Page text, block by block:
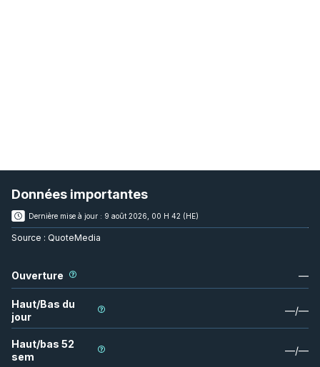
Données importantes
Dernière mise à jour : 9 août 2026, 00 H 42 (HE)
Source : QuoteMedia
Ouverture —
Haut/Bas du
jour
—/—
Haut/bas 52
sem
—/—